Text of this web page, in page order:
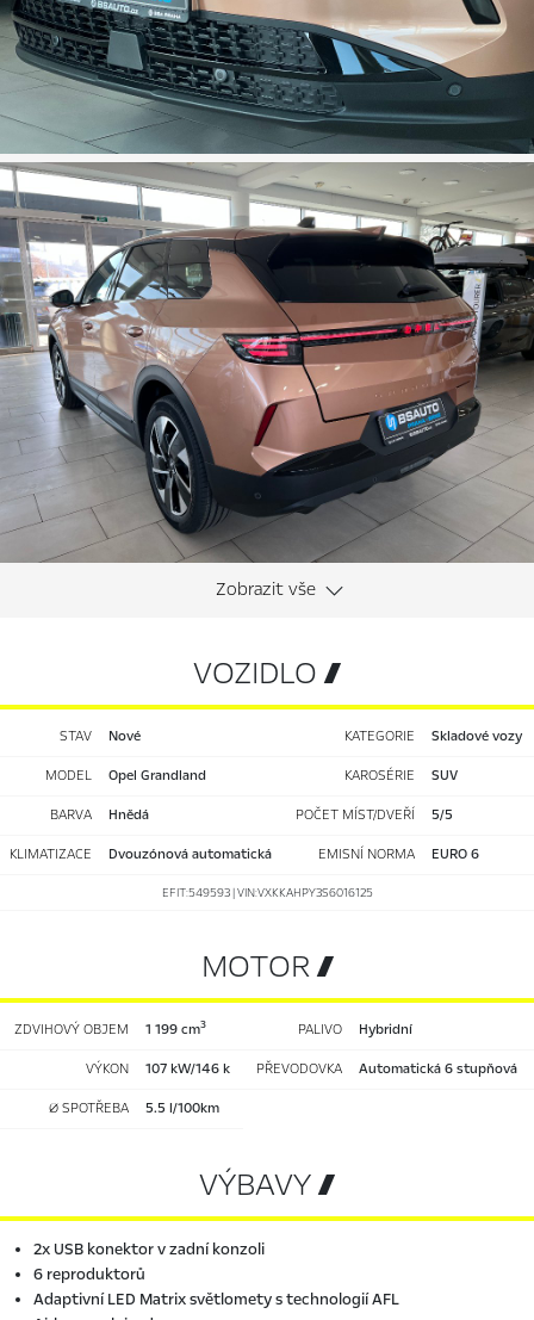
VOZIDLO 
STAV nové KATEGORIE Skladové vozy
MODEL Opel Grandland KAROSÉRIE SUV
BARVA Hnědá POČET MÍST/DVEŘÍ 5/5
KLIMATIZACE dvouzónová automatická EMISNÍ NORMA EURO 6
EFIT:549593 | VIN:VXKKAHPY3S6016125
MOTOR 
ZDVIHOVÝ OBJEM 1 199 cm3 PALIVO hybridní
VÝKON 107 kW/146 k PŘEVODOVKA automatická 6 stupňová
Ø SPOTŘEBA 5.5 l/100km
VÝBAVY 
2x USB konektor v zadní konzoli
6 reproduktorů
Adaptivní LED Matrix světlomety s technologií AFL